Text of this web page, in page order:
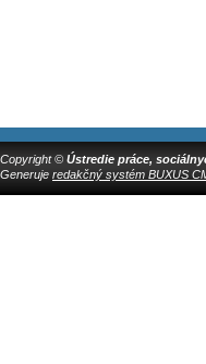
Copyright © Ústredie práce,
Generuje redakčný systém BUXUS